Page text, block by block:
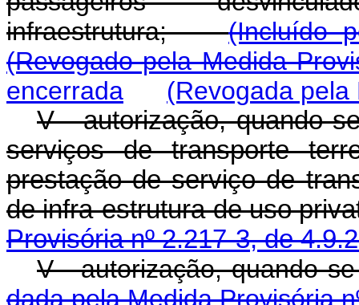
infraestrutura;(Incluído
(Revogado pela Medida
encerrada
(Revogada pela
V - autorização, quando
serviços de transporte
prestação de serviço de
de infra-estrutura de
Provisória nº 2.217-3, de
V - autorização,
dada pela Medida Provisória